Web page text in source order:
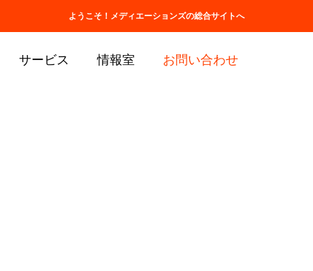
ようこそ！メディエーションズの総合サイトへ
サービス 情報室 お問い合わせ